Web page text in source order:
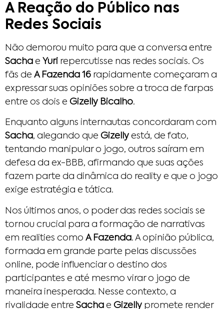
A Reação do Público nas
Redes Sociais
Não demorou muito para que a conversa entre
Sacha e Yuri repercutisse nas redes sociais. Os
fãs de A Fazenda 16 rapidamente começaram a
expressar suas opiniões sobre a troca de farpas
entre os dois e Gizelly Bicalho.
Enquanto alguns internautas concordaram com
Sacha, alegando que Gizelly está, de fato,
tentando manipular o jogo, outros saíram em
defesa da ex-BBB, afirmando que suas ações
fazem parte da dinâmica do reality e que o jogo
exige estratégia e tática.
Nos últimos anos, o poder das redes sociais se
tornou crucial para a formação de narrativas
em realities como A Fazenda. A opinião pública,
formada em grande parte pelas discussões
online, pode influenciar o destino dos
participantes e até mesmo virar o jogo de
maneira inesperada. Nesse contexto, a
rivalidade entre Sacha e Gizelly promete render